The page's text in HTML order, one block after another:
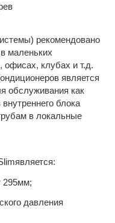
рекомендовано
маленьких
офисах, клубах и т.д.
является
обслуживания как
блока
в локальные
295мм;
давления